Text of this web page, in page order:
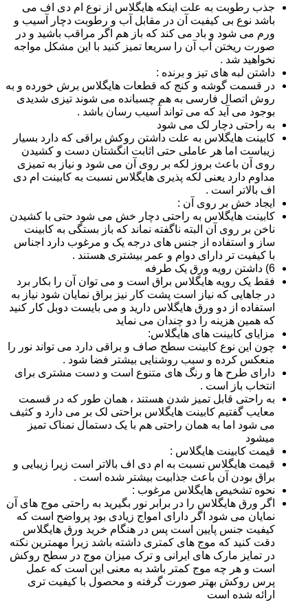
جذب رطوبت به علت اینکه هایگلاس از نوع ام دی اف می
باشد نوع بی کیفیت آن در مقابل آب و رطوبت دچار آسیب و
ورم می شود و باد می کند که باز هم اگر مراقب باشید و در
صورت ریختن آب آن را سریعا تمیز کنید با این مشکل مواجه
نخواهید شد .
داشتن لبه های تیز و برنده :
در قسمت گوشه و کنج که قطعات هایگلاس برش خورده و به
روش اتصال فارسی به هم چسبانده می شوند تیزی شدیدی
بوجود می آید که می تواند آسیب رسان باشد .
به راحتی دچار لک می شود
کابینت هایگلاس به علت داشتن روکش براقی که دارد بسیار
زیباست اما هر عاملی حتی اثابت انگشتان دست و کشیدن
روی آن باعث بروز لکه بر روی آن می شود و نیاز به تمیزی
مداوم دارد یعنی لکه پذیری هایگلاس نسبت به کابینت ام دی
اف بالاتر است .
ایجاد خش بر روی آن :
کابینت هایگلاس به راحتی دچار خش می شود حتی با کشیدن
ناخن بر روی آن البته ناگفته نماند که باز بستگی به کابینت
ساز و استفاده از جنس های درجه یک و مرغوب دارد اجناس
با کیفیت تر دارای دوام و عمر بیشتری هستند .
6) داشتن رویه ورق یک طرفه
فقط یک رویه هایگلاس براق است و می توان آن را بکار برد
در جاهایی که نیاز است پشت کار نیز براق نمایان شود نیاز به
استفاده از دو ورق هایگلاس دارید و می بایست دوبل کار کنید
که همین هزینه را دو چندان می نماید
مزایای کابینت های هایگلاس:
چون این نوع کابینت سطح صاف و براقی دارد می تواند نور را
منعکس کرده و سبب روشنایی بیشتر فضا شود .
دارای طرح ها و رنگ های متنوع است و دست مشتری برای
انتخاب باز است .
به راحتی قابل تمیز شدن هستند ، همان طور که در قسمت
معایب گفتیم کابینت هایگلاس براحتی لک بر می دارد و کثیف
می شود اما به همان راحتی هم با یک دستمال نمناک تمیز
میشود
قیمت کابینت هایگلاس :
قیمت هایگلاس نسبت به ام دی اف بالاتر است زیرا زیبایی و
براق بودن آن باعث جذابیت بیشتر شده است .
نحوه تشخیص هایگلاس مرغوب :
اگر ورق هایگلاس را در برابر نور بگیرید به راحتی موج های آن
نمایان می شود اگر دارای امواج زیادی بود پرواضح است که
کیفیت جنس پایین است پس در هنگام خرید ورق هایگلاس
دقت کنید که موج های کمتری داشته باشد زیرا مهمترین نکته
در تمایز مارک های ایرانی و ترک میزان موج در سطح روکش
است و هر چه موج کمتر باشد به معنی این است که عمل
پرس روکش بهتر صورت گرفته و محصول با کیفیت تری
ارائه شده است